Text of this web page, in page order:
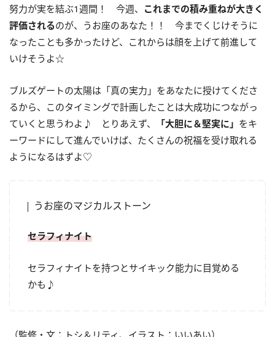
努力が実を結ぶ1週間！ 今週、 これまでの積み重ねが大きく
評価されるのが、うお座のあなた！！ 今までくじけそうに
なったことも多かったけど、これからは顔を上げて前進して
いけそうよ☆
ブルズゲートの太陽は「真の実力」をあなたに授けてくださ
るから、このタイミングで計画したことは大成功につながっ
ていくと思うわよ♪ とりあえず、
「大胆に＆堅実に」 をキ
ーワードにして進んでいけば、たくさんの祝福を受け取れる
ようになるはずよ♡
うお座のマジカルストーン
セラフィナイト
セラフィナイトを持つとサイキック能力に目覚める
かも♪
（監修・文：トシ＆リティ、イラスト：いいあい）